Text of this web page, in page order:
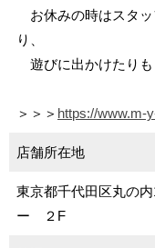
お休みの時はスタッ
り、
遊びに出かけたりも
＞＞＞ https://www.m-
店舗所在地
東京都千代田区丸の
ー ２F